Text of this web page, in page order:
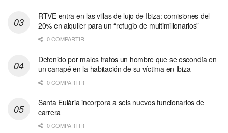
RTVE entra en las villas de lujo de Ibiza: comisiones del
20% en alquiler para un “refugio de multimillonarios”
0 COMPARTIR
Detenido por malos tratos un hombre que se escondía en
un canapé en la habitación de su víctima en Ibiza
0 COMPARTIR
Santa Eulària incorpora a seis nuevos funcionarios de
carrera
0 COMPARTIR